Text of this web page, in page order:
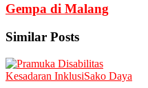
Gempa di Malang
Similar Posts
Kesadaran InklusiSako Daya